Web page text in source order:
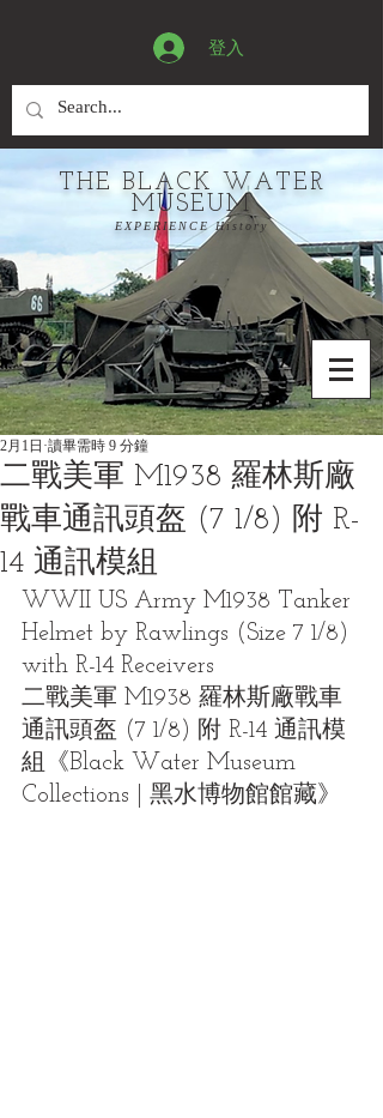
登入
THE BLACK WATER
MUSEUM
EXPERIENCE History
二戰美軍 M1938 羅林斯廠
戰車通訊頭盔 (7 1/8) 附 R-
14 通訊模組
2月1日 讀畢需時 9 分鐘
WWII US Army M1938 Tanker
Helmet by Rawlings (Size 7 1/8)
with R-14 Receivers
二戰美軍 M1938 羅林斯廠戰車
通訊頭盔 (7 1/8) 附 R-14 通訊模
組《Black Water Museum
Collections | 黑水博物館館藏》